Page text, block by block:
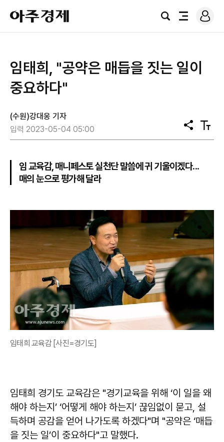
아
주
경
검
전
로
그
임태희, "공약은 매듭을 짓는 일이
중요하다"
(수원)강대웅 기자
입력 2023-05-04 05:00
공
유
텍
스
임 교육감, 매니페스토 실천단 말씀에 귀 기울이겠다...
매의 눈으로 평가해 달라
임태희 교육감 [사진=경기도]
임태희 경기도 교육감은 "경기교육을 위해 ‘이 일을 왜
해야 하는지’ ‘어떻게 해야 하는지’ 끊임없이 묻고, 설
득하며 공감을 얻어 나가도록 하겠다"며 "공약은 ‘매듭
을 짓는 일’이 중요하다"고 말했다.